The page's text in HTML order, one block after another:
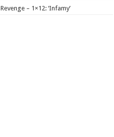
Revenge – 1×12: ‘Infamy’